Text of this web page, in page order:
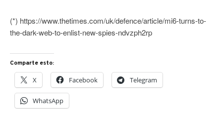
(*) https://www.thetimes.com/uk/defence/article/mi6-turns-to-
the-dark-web-to-enlist-new-spies-ndvzph2rp
Comparte esto:
X Facebook Telegram
WhatsApp